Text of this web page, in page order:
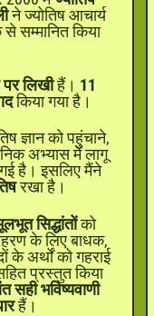
ने ज्योतिष आचार्य
सम्मानित किया
लिखीहैं। 11
किया गया है।
ज्ञान को पहुंचाने,
अभ्यास में लागू
है। इसलिए मैंने
रखा है।
सिद्धांतोंको
के लिए बाधक,
के अर्थों को गहराई
प्रस्तुत किया
सही भविष्यवाणी
हैं।